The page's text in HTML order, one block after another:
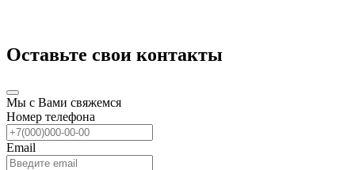
Оставьте свои контакты
Мы с Вами свяжемся
Номер телефона
Email